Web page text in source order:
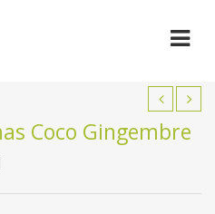
Coco Gingembre